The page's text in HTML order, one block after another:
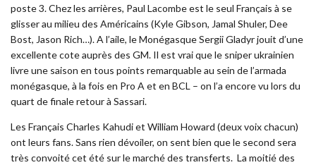
poste 3. Chez les arrières, Paul Lacombe est le seul Français à se
glisser au milieu des Américains (Kyle Gibson, Jamal Shuler, Dee
Bost, Jason Rich…). A l’aile, le Monégasque Sergii Gladyr jouit d’une
excellente cote auprès des GM. Il est vrai que le sniper ukrainien
livre une saison en tous points remarquable au sein de l’armada
monégasque, à la fois en Pro A et en BCL – on l’a encore vu lors du
quart de finale retour à Sassari.
Les Français Charles Kahudi et William Howard (deux voix chacun)
ont leurs fans. Sans rien dévoiler, on sent bien que le second sera
très convoité cet été sur le marché des transferts. La moitié des